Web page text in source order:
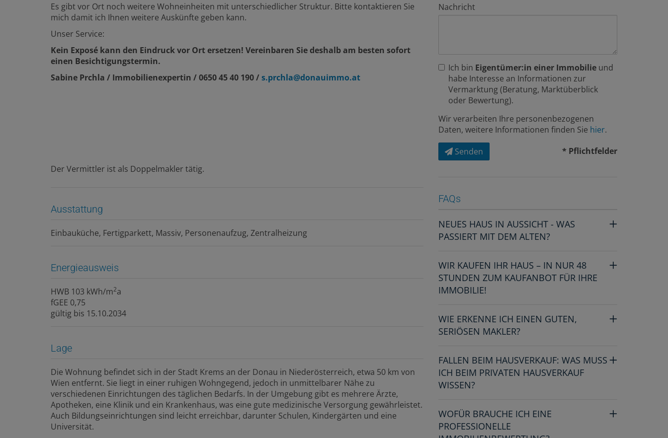
Es gibt vor Ort noch weitere Wohneinheiten mit unterschiedlicher Struktur. Bitte kontaktieren Sie
mich damit ich Ihnen weitere Auskünfte geben kann.
Unser Service:
Kein Exposé kann den Eindruck vor Ort ersetzen! Vereinbaren Sie deshalb am besten sofort
einen Besichtigungstermin.
Sabine Prchla / Immobilienexpertin / 0650 45 40 190 /s.prchla@donauimmo.at
Der Vermittler ist als Doppelmakler tätig.
Ausstattung
Einbauküche Fertigparkett Massiv Personenaufzug Zentralheizung
Energieausweis
HWB 103 kWh/m2a
fGEE 0,75
gültig bis 15.10.2034
Lage
Die Wohnung befindet sich in der Stadt Krems an der Donau in Niederösterreich, etwa 50 km von
Wien entfernt. Sie liegt in einer ruhigen Wohngegend, jedoch in unmittelbarer Nähe zu
verschiedenen Einrichtungen des täglichen Bedarfs. In der Umgebung gibt es mehrere Ärzte,
Apotheken, eine Klinik und ein Krankenhaus, was eine gute medizinische Versorgung gewährleistet.
Auch Bildungseinrichtungen sind leicht erreichbar, darunter Schulen, Kindergärten und eine
Universität.
Nachricht
Ich bin Eigentümer:in einer Immobilie und
habe Interesse an Informationen zur
Vermarktung (Beratung, Marktüberblick
oder Bewertung).
Wir verarbeiten Ihre personenbezogenen
Daten, weitere Informationen finden Sie hier.
Senden
* Pflichtfelder
FAQs
NEUES HAUS IN AUSSICHT - WAS
PASSIERT MIT DEM ALTEN?
WIR KAUFEN IHR HAUS – IN NUR 48
STUNDEN ZUM KAUFANBOT FÜR IHRE
IMMOBILIE!
WIE ERKENNE ICH EINEN GUTEN,
SERIÖSEN MAKLER?
FALLEN BEIM HAUSVERKAUF: WAS MUSS
ICH BEIM PRIVATEN HAUSVERKAUF
WISSEN?
WOFÜR BRAUCHE ICH EINE
PROFESSIONELLE